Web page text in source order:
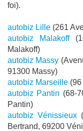
foi).
autobiz Lille (261
autobiz Malakoff
Malakoff)
autobiz Massy
91300 Massy)
autobiz Marseille
autobiz Pantin (68-
Pantin)
autobiz Vénissieux
Bertrand, 69200